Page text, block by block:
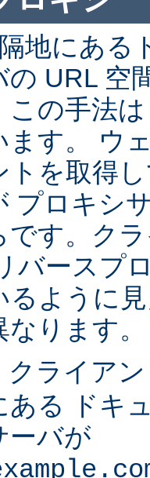
地にある
の URL 空
この手法は
ます。 ウ
トを取得
プロキシ
です。ク
バースプ
るように
ります。
クライア
ある ドキ
ーバが